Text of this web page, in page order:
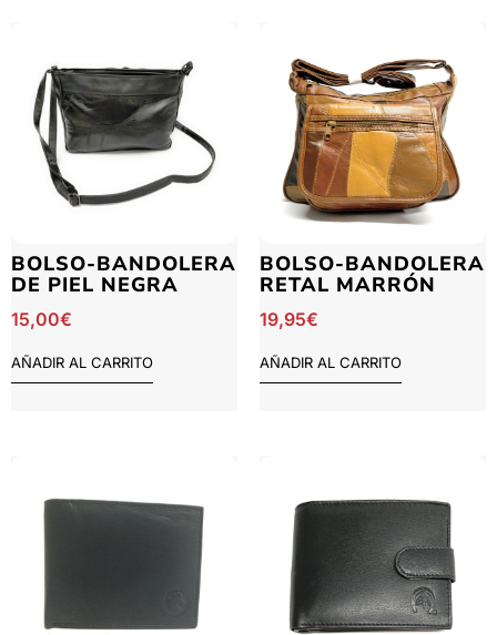
BOLSO-BANDOLERA
DE PIEL NEGRA
15,00€
AÑADIR AL CARRITO
BOLSO-BANDOLERA
RETAL MARRÓN
19,95€
AÑADIR AL CARRITO